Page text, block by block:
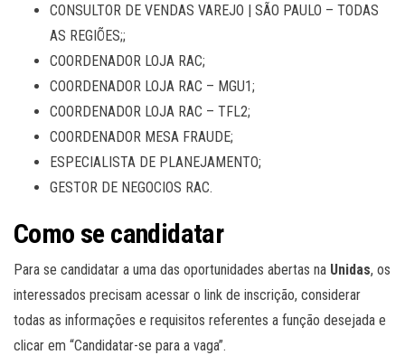
CONSULTOR DE VENDAS VAREJO | SÃO PAULO – TODAS
AS REGIÕES;;
COORDENADOR LOJA RAC;
COORDENADOR LOJA RAC – MGU1;
COORDENADOR LOJA RAC – TFL2;
COORDENADOR MESA FRAUDE;
ESPECIALISTA DE PLANEJAMENTO;
GESTOR DE NEGOCIOS RAC.
Como se candidatar
Para se candidatar a uma das oportunidades abertas na Unidas, os
interessados precisam acessar o link de inscrição, considerar
todas as informações e requisitos referentes a função desejada e
clicar em “Candidatar-se para a vaga”.